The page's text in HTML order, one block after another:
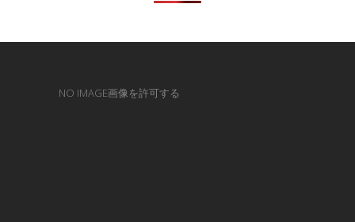
NO IMAGE画像を許可する